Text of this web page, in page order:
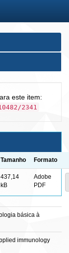
este item:
2341
Tamanho Formato
437,14
kB
Adobe
PDF
básica à
immunology